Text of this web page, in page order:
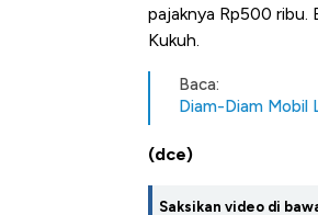
pajaknya Rp500 ribu.
Kukuh.
Baca:
Diam-Diam Mobil
(dce)
Saksikan video di